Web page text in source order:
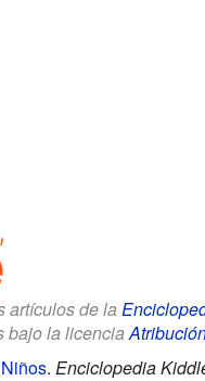
artículos de la
bajo la licencia
. Enciclopedia